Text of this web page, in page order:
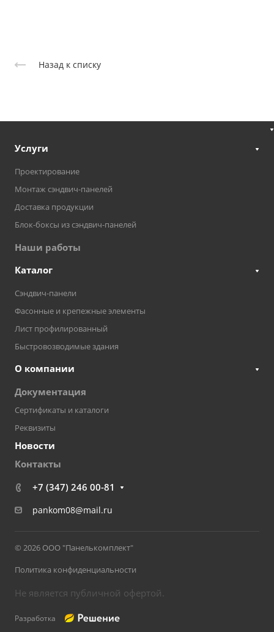
Назад к списку
Услуги
Проектирование
Монтаж сэндвич-панелей
Доставка продукции
Блок-боксы из сэндвич-панелей
Наши работы
Каталог
Сэндвич-панели
Фасонные и крепежные элементы
Лист профилированный
Быстровозводимые здания
О компании
Документация
Сертификаты и каталоги
Реквизиты
Новости
Контакты
+7 (347) 246 00-81
pankom08@mail.ru
© 2026 ООО "Панелькомплект"
Политика конфиденциальности
Не является публичной офертой.
Разработка